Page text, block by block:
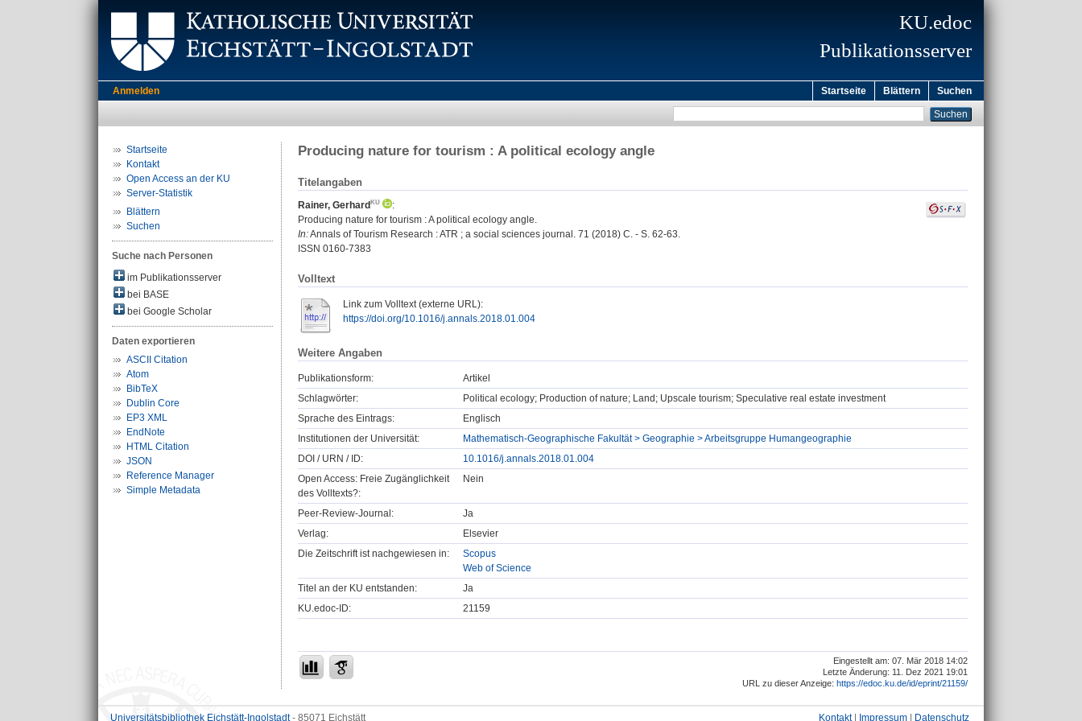
KU.edoc
Publikationsserver
Anmelden Startseite Blättern Suchen
Startseite
Kontakt
Open Access an der KU
Server-Statistik
Blättern
Suchen
Suche nach Personen
im Publikationsserver
bei BASE
bei Google Scholar
Daten exportieren
ASCII Citation
Atom
BibTeX
Dublin Core
EP3 XML
EndNote
HTML Citation
JSON
Reference Manager
Simple Metadata
Producing nature for tourism : A political ecology angle
Titelangaben
Rainer, Gerhard
:
Producing nature for tourism : A political ecology angle.
In:Annals of Tourism Research : ATR ; a social sciences journal. 71 (2018) C. - S. 62-63.
ISSN 0160-7383
Volltext
Link zum Volltext (externe URL):
https://doi.org/10.1016/j.annals.2018.01.004
Weitere Angaben
Publikationsform:
Artikel
Schlagwörter:
Political ecology; Production of nature; Land; Upscale tourism; Speculative real estate investment
Sprache des Eintrags:
Englisch
Institutionen der Universität:
Mathematisch-Geographische Fakultät > Geographie > Arbeitsgruppe Humangeographie
DOI / URN / ID:
10.1016/j.annals.2018.01.004
Open Access: Freie Zugänglichkeit
des Volltexts?:
Nein
Peer-Review-Journal:
Ja
Verlag:
Elsevier
Die Zeitschrift ist nachgewiesen in:
Scopus
Web of Science
Titel an der KU entstanden:
Ja
KU.edoc-ID:
21159
Eingestellt am: 07. Mär 2018 14:02
Letzte Änderung: 11. Dez 2021 19:01
URL zu dieser Anzeige: https://edoc.ku.de/id/eprint/21159/
Universitätsbibliothek Eichstätt-Ingolstadt- 85071 Eichstätt Kontakt| Impressum Datenschutz